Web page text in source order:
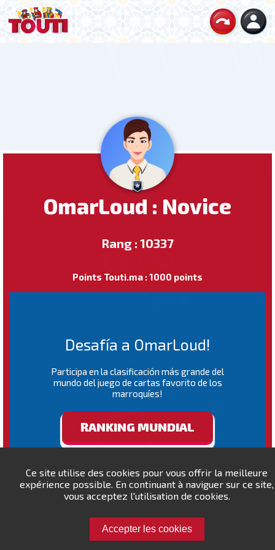
Ce site utilise des cookies pour vous offrir la meilleure
expérience possible. En continuant à naviguer sur ce site,
vous acceptez l'utilisation de cookies.
Accepter les cookies
OmarLoud : Novice
Rang : 10337
Points Touti.ma : 1000 points
Desafía a OmarLoud!
Participa en la clasificación más grande del
mundo del juego de cartas favorito de los
marroquíes!
RANKING MUNDIAL